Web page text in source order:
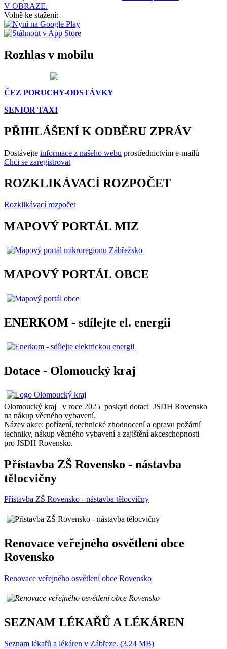
V OBRAZE.
Volně ke stažení:
Rozhlas v mobilu
ČEZ PORUCHY-ODSTÁVKY
SENIOR TAXI
PŘIHLÁŠENÍ K ODBĚRU ZPRÁV
Dostávejte informace z našeho webu prostřednictvím e-mailů
Chci se zaregistrovat
ROZKLIKÁVACÍ ROZPOČET
Rozklikávací rozpočet
MAPOVÝ PORTÁL MIZ
MAPOVÝ PORTÁL OBCE
ENERKOM - sdílejte el. energii
Dotace - Olomoucký kraj
Olomoucký kraj v roce 2025 poskytl dotaci JSDH Rovensko
na nákup věcného vybavení.
Název akce: pořízení, technické zhodnocení a opravu požární
techniky, nákup věcného vybavení a zajištění akceschopnosti
pro JSDH Rovensko.
Přístavba ZŠ Rovensko - nástavba
tělocvičny
Přístavba ZŠ Rovensko - nástavba tělocvičny
Renovace veřejného osvětlení obce
Rovensko
Renovace veřejného osvětlení obce Rovensko
SEZNAM LÉKAŘŮ A LÉKÁREN
Seznam lékařů a lékáren v Zábřeze. (3.24 MB)